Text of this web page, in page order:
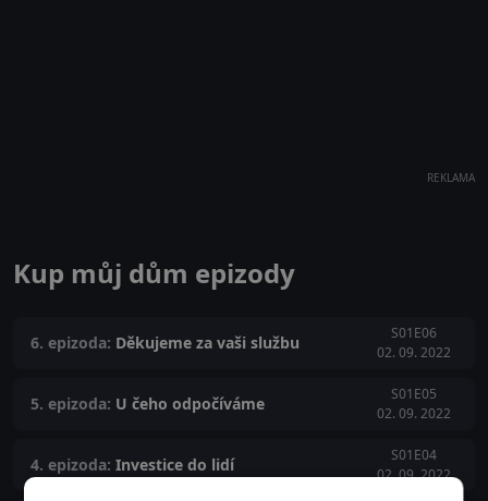
REKLAMA
Kup můj dům epizody
6. epizoda: Děkujeme za vaši službu
S01E06
02. 09. 2022
5. epizoda: U čeho odpočíváme
S01E05
02. 09. 2022
4. epizoda: Investice do lidí
S01E04
02. 09. 2022